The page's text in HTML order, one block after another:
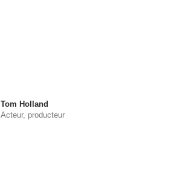
Tom Holland
Acteur, producteur